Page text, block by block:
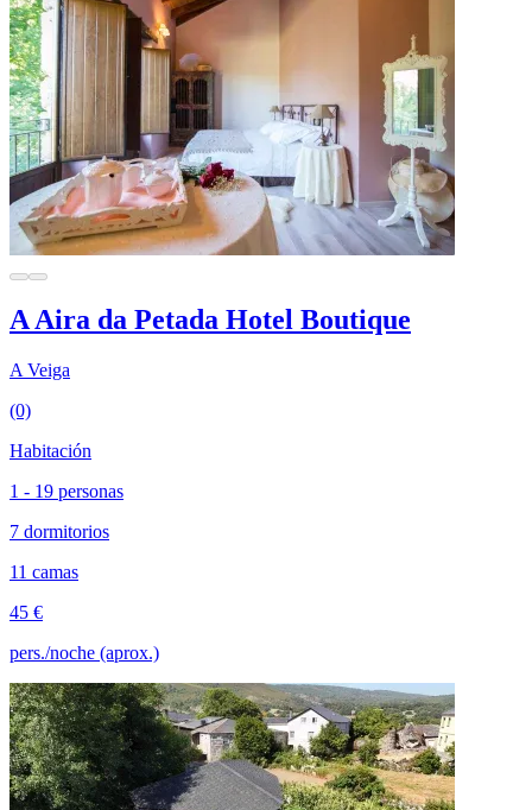
A Aira da Petada Hotel Boutique
A Veiga
(0)
Habitación
1 - 19 personas
7 dormitorios
11 camas
45 €
pers./noche (aprox.)